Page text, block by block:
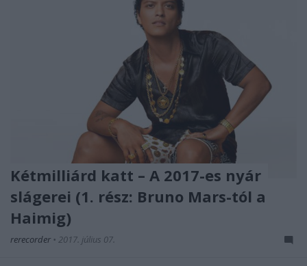
Kétmilliárd katt – A 2017-es nyár
slágerei (1. rész: Bruno Mars-tól a
Haimig)
rerecorder • 2017. július 07.